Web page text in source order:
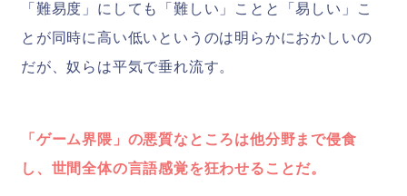
「難易度」にしても「難しい」ことと「易しい」こ
とが同時に高い低いというのは明らかにおかしいの
だが、奴らは平気で垂れ流す。
「ゲーム界隈」の悪質なところは他分野まで侵食
し、世間全体の言語感覚を狂わせることだ。